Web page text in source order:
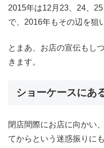
2015年は12月23、24、
で、2016年もその辺を狙
とまあ、お店の宣伝もし
きます。
ショーケースにあ
閉店間際にお店に向かい
てからという迷惑振りに